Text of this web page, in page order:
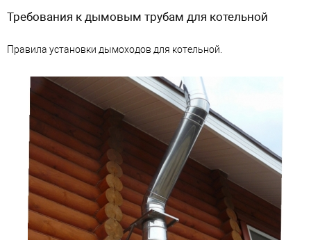
Требования к дымовым трубам для котельной
Правила установки дымоходов для котельной.